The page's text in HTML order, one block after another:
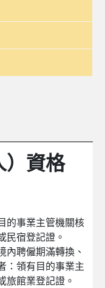
）資格
的事業主管機關核
民宿登記證。
內聘僱期滿轉換、
：領有目的事業主
旅館業登記證。